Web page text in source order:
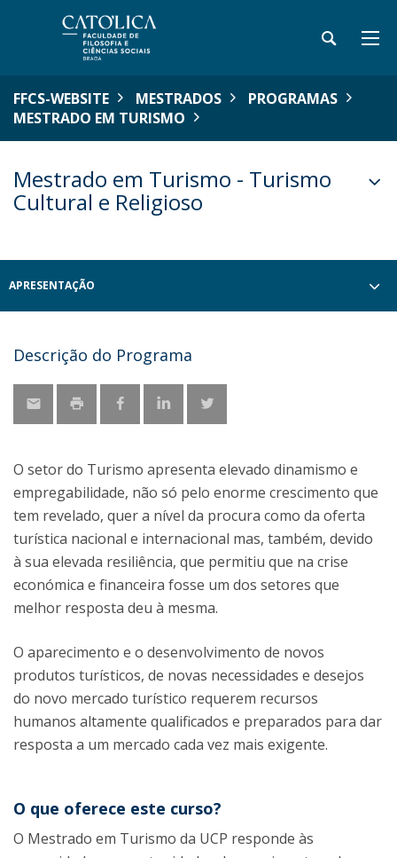
FFCS-WEBSITE MESTRADOS
PROGRAMAS
MESTRADO EM TURISMO
Mestrado em Turismo - Turismo
Cultural e Religioso
APRESENTAÇÃO
Descrição do Programa
O setor do Turismo apresenta elevado dinamismo e
empregabilidade, não só pelo enorme crescimento que
tem revelado, quer a nível da procura como da oferta
turística nacional e internacional mas, também, devido
à sua elevada resiliência, que permitiu que na crise
económica e financeira fosse um dos setores que
melhor resposta deu à mesma.
O aparecimento e o desenvolvimento de novos
produtos turísticos, de novas necessidades e desejos
do novo mercado turístico requerem recursos
humanos altamente qualificados e preparados para dar
resposta a um mercado cada vez mais exigente.
O que oferece este curso?
O Mestrado em Turismo da UCP responde às